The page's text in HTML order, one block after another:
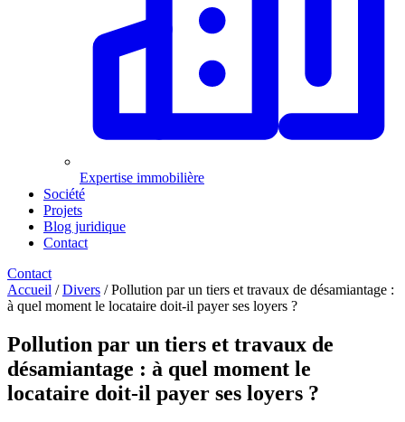
Expertise immobilière
Société
Projets
Blog juridique
Contact
Contact
Accueil / Divers / Pollution par un tiers et travaux de désamiantage :
à quel moment le locataire doit-il payer ses loyers ?
Pollution par un tiers et travaux de
désamiantage : à quel moment le
locataire doit-il payer ses loyers ?